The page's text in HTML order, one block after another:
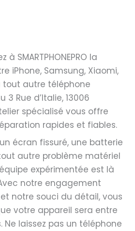
SMARTPHONEPRO la
iPhone, Samsung, Xiaomi,
tout autre téléphone
3 Rue d’Italie, 13006
spécialisé vous offre
rapides et fiables.
écran fissuré, une batterie
autre problème matériel
expérimentée est là
notre engagement
notre souci du détail, vous
votre appareil sera entre
Ne laissez pas un téléphone